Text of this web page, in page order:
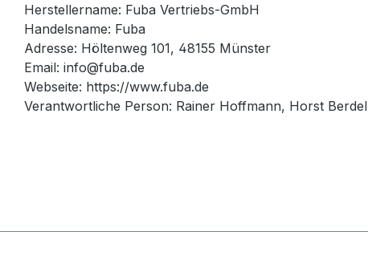
Herstellername: Fuba Vertriebs-GmbH
Handelsname: Fuba
Adresse: Höltenweg 101, 48155 Münster
Email: info@fuba.de
Webseite: https://www.fuba.de
Verantwortliche Person: Rainer Hoffmann, Horst Berdel